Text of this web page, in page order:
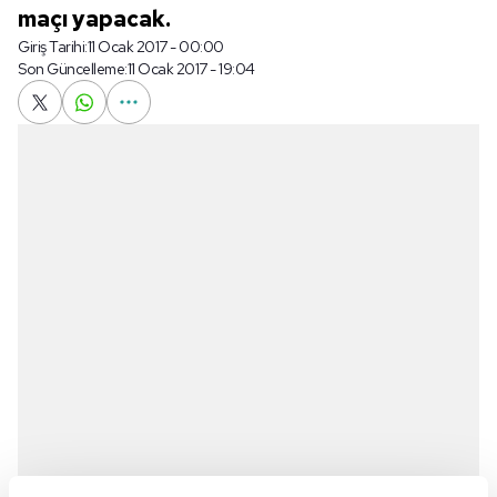
maçı yapacak.
Giriş Tarihi:11 Ocak 2017 - 00:00
Son Güncelleme:11 Ocak 2017 - 19:04